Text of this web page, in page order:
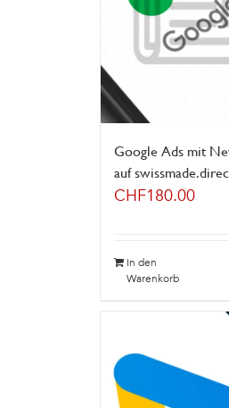
Google Ads mit
auf
CHF180.00
In den
Warenkorb